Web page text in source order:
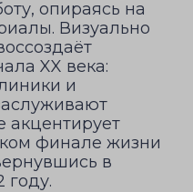
опираясь на
Визуально
XX века:
и
акцентирует
финале жизни
в
году.